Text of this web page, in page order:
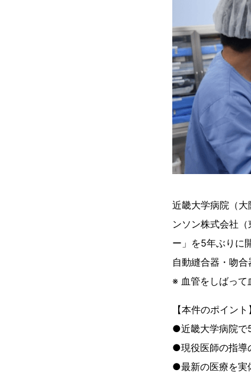
近畿大学病院（
ンソン株式会社
ー」を5年ぶりに
自動縫合器・吻
※ 血管をしばって
【本件のポイント】
●近畿大学病院で
●現役医師の指導
●最新の医療を実